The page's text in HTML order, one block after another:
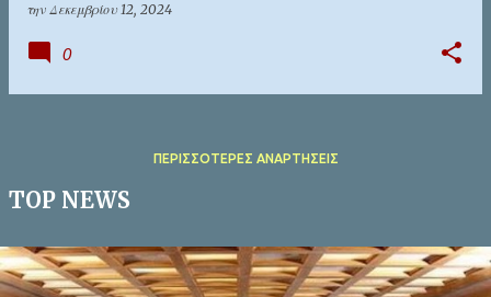
την Δεκεμβρίου 12, 2024
0
ΠΕΡΙΣΣΌΤΕΡΕΣ ΑΝΑΡΤΉΣΕΙΣ
TOP NEWS